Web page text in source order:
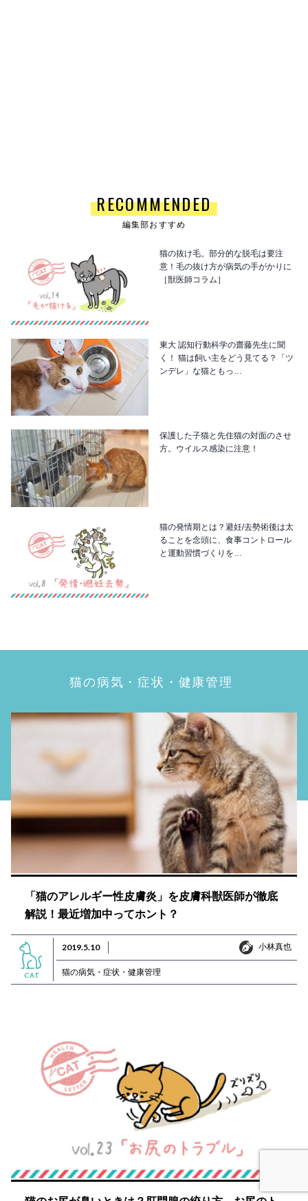
RECOMMENDED
編集部おすすめ
猫の抜け毛。部分的な脱毛は要注
意！毛の抜け方が病気の手がかりに
［獣医師コラム］
東大 認知行動科学の齋藤先生に聞
く！ 猫は飼い主をどう見てる？「ツ
ンデレ」な猫ともっ…
保護した子猫と先住猫の対面のさせ
方。ウイルス感染に注意！
猫の発情期とは？避妊/去勢術後は太
ることを念頭に、食事コントロール
と運動習慣づくりを…
猫の病気・症状・健康管理
「猫のアレルギー性皮膚炎」を皮膚科獣医師が徹底
解説！最近増加中ってホント？
CAT
2019.5.10 小林真也
小林真也
猫の病気・症状・健康管理